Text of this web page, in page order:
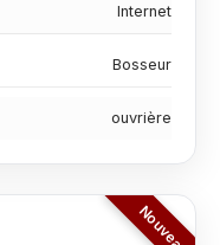
Internet
Bosseur
ouvrière